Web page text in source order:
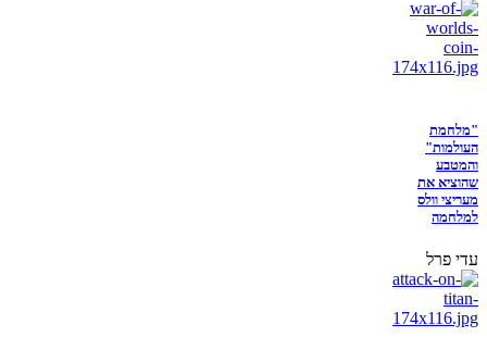
"מלחמת
העולמות"
והמטבע
שהוציא את
מעריצי וולס
למלחמה
עדי פרל